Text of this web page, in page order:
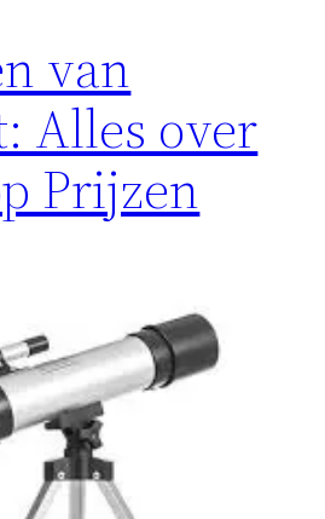
van
Alles over
Prijzen